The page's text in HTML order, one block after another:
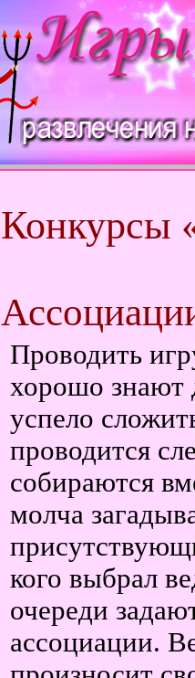
Конкурсы
Проводить
хорошо знают
успело
проводится
собираются
молча
кого выбрал
очереди
ассоциации.